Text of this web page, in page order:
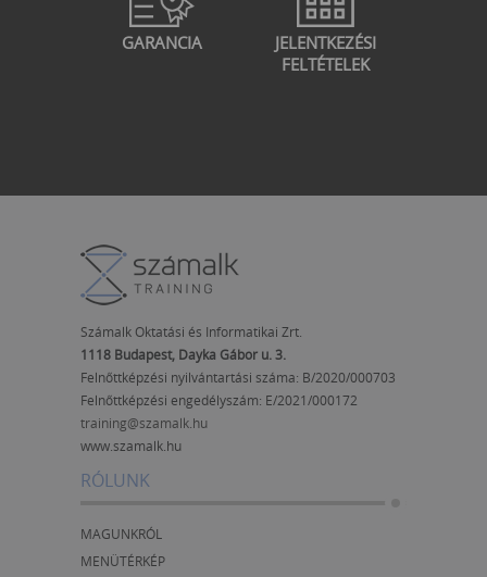
GARANCIA
JELENTKEZÉSI
FELTÉTELEK
Számalk Oktatási és Informatikai Zrt.
1118 Budapest, Dayka Gábor u. 3.
Felnőttképzési nyilvántartási száma: B/2020/000703
Felnőttképzési engedélyszám: E/2021/000172
training@szamalk.hu
www.szamalk.hu
RÓLUNK
MAGUNKRÓL
MENÜTÉRKÉP